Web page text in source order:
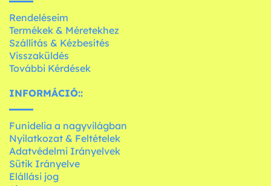
Rendeléseim
Termékek & Méretekhez
Szállítás & Kézbesítés
Visszaküldés
További Kérdések
INFORMÁCIÓ::
Funidelia a nagyvilágban
Nyilatkozat & Feltételek
Adatvédelmi Irányelvek
Sütik Irányelve
Elállási jog